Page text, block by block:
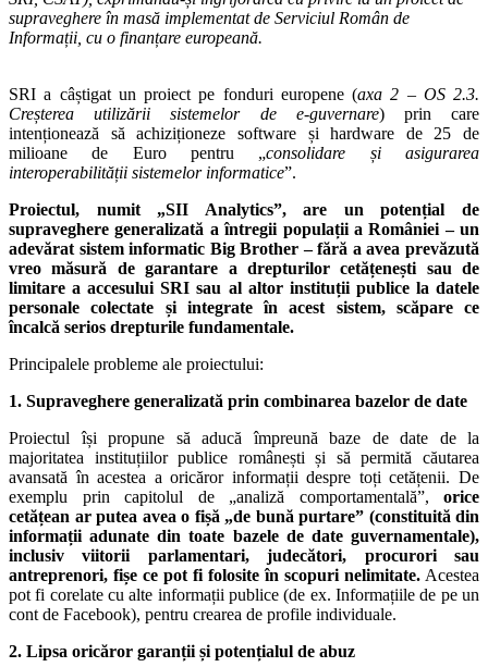
supraveghere în masă implementat de Serviciul Român de
Informații, cu o finanțare europeană.
SRI a câștigat un proiect pe fonduri europene (axa 2 – OS 2.3.
Creșterea utilizării sistemelor de e-guvernare) prin care
intenționează să achiziționeze software și hardware de 25 de
milioane de Euro pentru „consolidare și asigurarea
interoperabilității sistemelor informatice”.
Proiectul, numit „SII Analytics”, are un potențial de
supraveghere generalizată a întregii populații a României – un
adevărat sistem informatic Big Brother – fără a avea prevăzută
vreo măsură de garantare a drepturilor cetățenești sau de
limitare a accesului SRI sau al altor instituții publice la datele
personale colectate și integrate în acest sistem, scăpare ce
încalcă serios drepturile fundamentale.
Principalele probleme ale proiectului:
1. Supraveghere generalizată prin combinarea bazelor de date
Proiectul își propune să aducă împreună baze de date de la
majoritatea instituțiilor publice românești și să permită căutarea
avansată în acestea a oricăror informații despre toți cetățenii. De
exemplu prin capitolul de „analiză comportamentală”, orice
cetățean ar putea avea o fișă „de bună purtare” (constituită din
informații adunate din toate bazele de date guvernamentale),
inclusiv viitorii parlamentari, judecători, procurori sau
antreprenori, fișe ce pot fi folosite în scopuri nelimitate. Acestea
pot fi corelate cu alte informații publice (de ex. Informațiile de pe un
cont de Facebook), pentru crearea de profile individuale.
2. Lipsa oricăror garanții și potențialul de abuz